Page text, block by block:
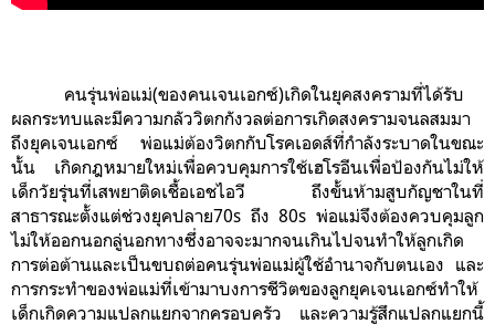
คนรุ่นพ่อแม่(ของคนเจนเอกซ์)เกิดในยุคสงครามที่ได้รับ
ผลกระทบและมีความกลัววิตกกังวลต่อการเกิดสงครามจนลสมมา
ถึงยุคเจนเอกซ์ พ่อแม่ต้องวิตกกับโรคเอดส์ที่กำลังระบาดในขณะ
นั้น เกิดกฎหมายใหม่เพื่อควบคุมการใช้เฮโรอีนเพื่อป้องกันไม่ให้
เด็กวัยรุ่นที่เสพยาติดเชื้อเอชไอวี ถึงขั้นห้ามสูบกัญชาในที่
สาธารณะตั้งแต่ช่วงยุคปลาย70s ถึง 80s พ่อแม่จึงต้องควบคุมลูก
ไม่ให้ออกนอกลู่นอกทางซึ่งอาจจะมากจนเกินไปจนทำให้ลูกเกิด
การต่อต้านและเป็นขบถต่อคนรุ่นพ่อแม่ผู้ใช้อำนาจกับตนเอง และ
การกระทำของพ่อแม่ที่เข้ามาบงการชีวิตของลูกยุคเจนเอกซ์ทำให้
เด็กเกิดความแปลกแยกจากครอบครัว และความรู้สึกแปลกแยกนี้